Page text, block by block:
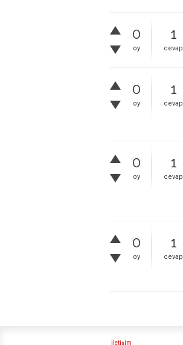
0
oy
1
cevap
0
oy
1
cevap
0
oy
1
cevap
0
oy
1
cevap
İletişim